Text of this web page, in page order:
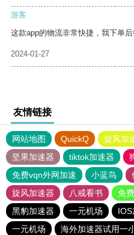
游客
这款app的物流非常快捷，我下单后
2024-01-27
友情链接
网站地图 QuickQ 旋风加
坚果加速器
tiktok加速器
免费vqn外网加速
小蓝鸟
旋风加速器
八戒看书
免
黑豹加速器
一元机场
一元机场
海外加速器试用一